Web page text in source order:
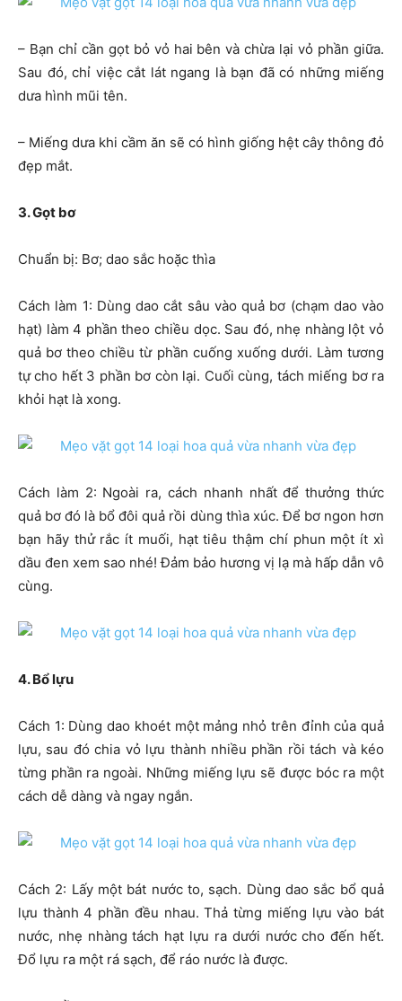
– Bạn chỉ cần gọt bỏ vỏ hai bên và chừa lại vỏ phần giữa.
Sau đó, chỉ việc cắt lát ngang là bạn đã có những miếng
dưa hình mũi tên.
– Miếng dưa khi cầm ăn sẽ có hình giống hệt cây thông đỏ
đẹp mắt.
3. Gọt bơ
Chuẩn bị: Bơ; dao sắc hoặc thìa
Cách làm 1: Dùng dao cắt sâu vào quả bơ (chạm dao vào
hạt) làm 4 phần theo chiều dọc. Sau đó, nhẹ nhàng lột vỏ
quả bơ theo chiều từ phần cuống xuống dưới. Làm tương
tự cho hết 3 phần bơ còn lại. Cuối cùng, tách miếng bơ ra
khỏi hạt là xong.
Cách làm 2: Ngoài ra, cách nhanh nhất để thưởng thức
quả bơ đó là bổ đôi quả rồi dùng thìa xúc. Để bơ ngon hơn
bạn hãy thử rắc ít muối, hạt tiêu thậm chí phun một ít xì
dầu đen xem sao nhé! Đảm bảo hương vị lạ mà hấp dẫn vô
cùng.
4. Bổ lựu
Cách 1: Dùng dao khoét một mảng nhỏ trên đỉnh của quả
lựu, sau đó chia vỏ lựu thành nhiều phần rồi tách và kéo
từng phần ra ngoài. Những miếng lựu sẽ được bóc ra một
cách dễ dàng và ngay ngắn.
Cách 2: Lấy một bát nước to, sạch. Dùng dao sắc bổ quả
lựu thành 4 phần đều nhau. Thả từng miếng lựu vào bát
nước, nhẹ nhàng tách hạt lựu ra dưới nước cho đến hết.
Đổ lựu ra một rá sạch, để ráo nước là được.